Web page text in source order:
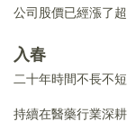
公司股價已經漲了超
入春
二十年時間不長不短
持續在醫藥行業深